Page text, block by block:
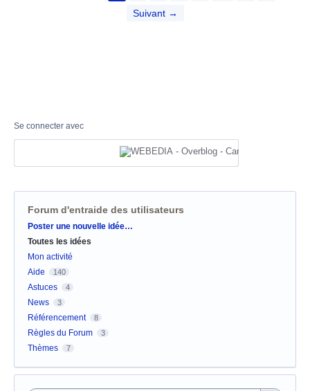
Suivant →
Se connecter avec
Forum d'entraide des utilisateurs
Catégories
Poster une nouvelle idée…
Toutes les idées
Mon activité
Aide
140
Astuces 4
News 3
Référencement 8
Règles du Forum 3
Thèmes 7